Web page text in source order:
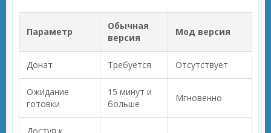
Параметр
Обычная
версия
Мод версия
Донат Требуется Отсутствует
Ожидание
готовки
15 минут и
больше
Мгновенно